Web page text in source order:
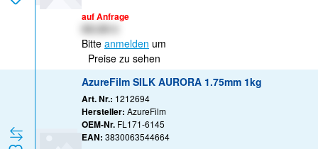
auf Anfrage
Bitte anmelden um
Preise zu sehen
AzureFilm SILK AURORA 1.75mm 1kg
Art. Nr.: 1212694
Hersteller: AzureFilm
OEM-Nr. FL171-6145
EAN: 3830063544664